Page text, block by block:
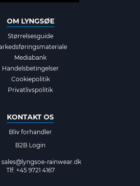
OM LYNGSØE
Størrelsesguide
Mediabank
Handelsbetingelser
Cookiepolitik
Privatlivspolitik
KONTAKT OS
Bliv forhandler
B2B Login
sales@lyngsoe-rainwear.dk
Tlf: +45 9721 4167